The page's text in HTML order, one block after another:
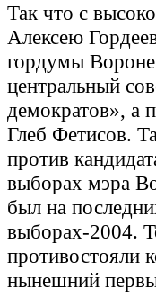
Так что с
Алексею
гордумы
центральный
демократов», а
Глеб Фетисов.
против
выборах мэра
был на
выборах-2004.
противостояли
нынешний